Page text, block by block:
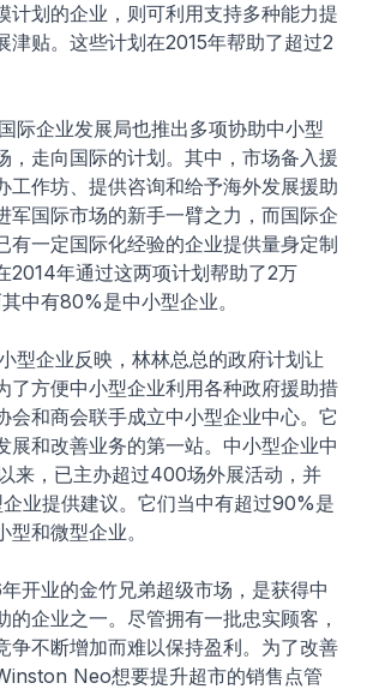
计划的企业，则可利用支持多种能力提
津贴。这些计划在2015年帮助了超过2
业发展局也推出多项协助中小型
，走向国际的计划。其中，市场备入援
工作坊、提供咨询和给予海外发展援助
军国际市场的新手一臂之力，而国际企
有一定国际化经验的企业提供量身定制
2014年通过这两项计划帮助了2万
中有80%是中小型企业。
业反映，林林总总的政府计划让
了方便中小型企业利用各种政府援助措
会和商会联手成立中小型企业中心。它
展和改善业务的第一站。中小型企业中
来，已主办超过400场外展活动，并
业提供建议。它们当中有超过90%是
和微型企业。
的金竹兄弟超级市场，是获得中
的企业之一。尽管拥有一批忠实顾客，
争不断增加而难以保持盈利。为了改善
Neo想要提升超市的销售点管